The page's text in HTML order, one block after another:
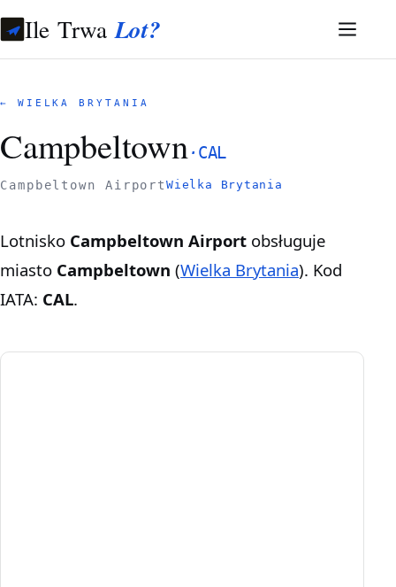
Ile TrwaLot?
← WIELKA BRYTANIA
Campbeltown· CAL
Campbeltown AirportWielka Brytania
Lotnisko Campbeltown Airport obsługuje
miasto Campbeltown (Wielka Brytania). Kod
IATA: CAL.